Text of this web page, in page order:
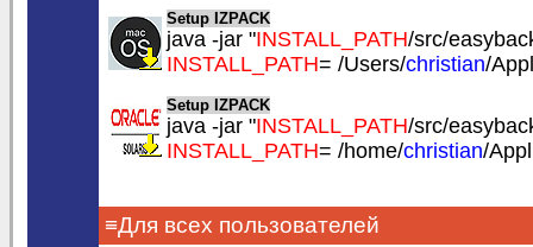
Setup IZPACK
java -jar "INSTALL_PATH/src/
INSTALL_PATH= /Users/christian/
Setup IZPACK
java -jar "INSTALL_PATH/src/
INSTALL_PATH= /home/christian/
≡Для всех пользователей